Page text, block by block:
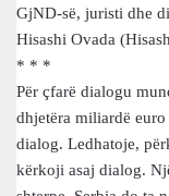
GjND-së, juristi dhe
Hisashi Ovada
* * *
Për çfarë dialogu
dhjetëra miliardë
dialog. Ledhatoje,
kërkoji asaj dialog.